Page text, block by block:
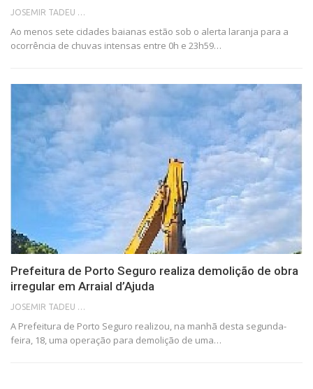
JOSEMIR TADEU FONSECA
Ao menos sete cidades baianas estão sob o alerta laranja para a
ocorrência de chuvas intensas entre 0h e 23h59…
Prefeitura de Porto Seguro realiza demolição de obra
irregular em Arraial d’Ajuda
JOSEMIR TADEU FONSECA
A Prefeitura de Porto Seguro realizou, na manhã desta segunda-
feira, 18, uma operação para demolição de uma…